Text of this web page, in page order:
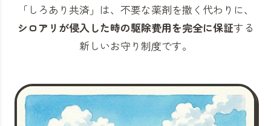
「しろあり共済」 は、不要な薬剤を撒く代わりに、
シロアリが侵入した時の駆除費用を完全に保証する
新しいお守り制度です。